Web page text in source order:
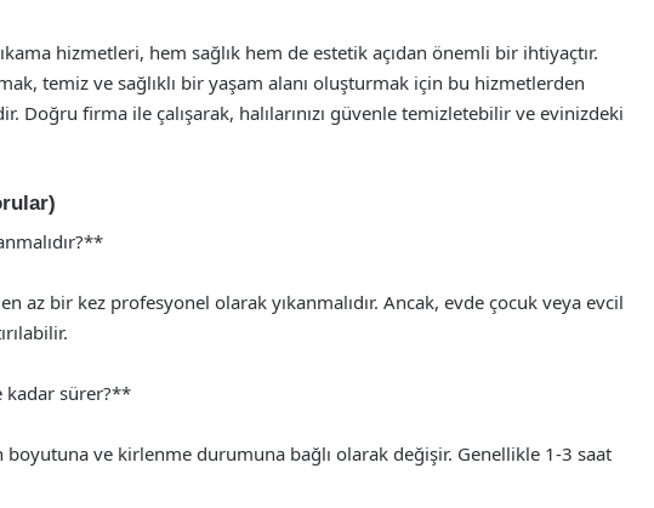
hizmetleri, hem sağlık hem de estetik açıdan önemli bir ihtiyaçtır.
temiz ve sağlıklı bir yaşam alanı oluşturmak için bu hizmetlerden
Doğru firma ile çalışarak, halılarınızı güvenle temizletebilir ve evinizdeki
az bir kez profesyonel olarak yıkanmalıdır. Ancak, evde çocuk veya evcil
kadar sürer?**
boyutuna ve kirlenme durumuna bağlı olarak değişir. Genellikle 1-3 saat